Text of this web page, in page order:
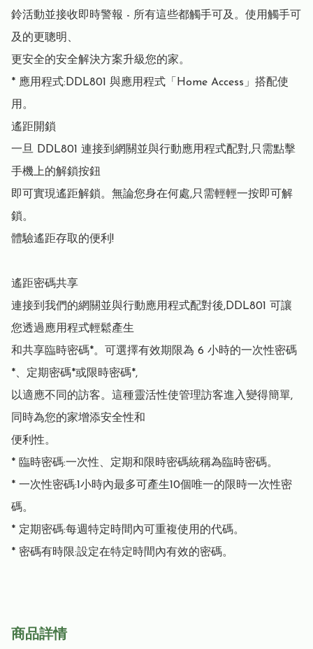
鈴活動並接收即時警報 - 所有這些都觸手可及。使用觸手可
及的更聰明、
更安全的安全解決方案升級您的家。
* 應用程式:DDL801 與應用程式「Home Access」搭配使
用。
遙距開鎖
一旦 DDL801 連接到網關並與行動應用程式配對,只需點擊
手機上的解鎖按鈕
即可實現遙距解鎖。無論您身在何處,只需輕輕一按即可解
鎖。
體驗遙距存取的便利!
遙距密碼共享
連接到我們的網關並與行動應用程式配對後,DDL801 可讓
您透過應用程式輕鬆產生
和共享臨時密碼*。可選擇有效期限為 6 小時的一次性密碼
*、定期密碼*或限時密碼*,
以適應不同的訪客。這種靈活性使管理訪客進入變得簡單,
同時為您的家增添安全性和
便利性。
* 臨時密碼:一次性、定期和限時密碼統稱為臨時密碼。
* 一次性密碼:1小時內最多可產生10個唯一的限時一次性密
碼。
* 定期密碼:每週特定時間內可重複使用的代碼。
* 密碼有時限:設定在特定時間內有效的密碼。
商品詳情